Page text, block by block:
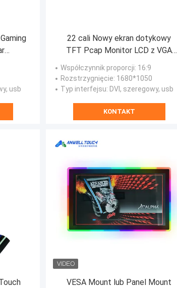
usb
22 cali Nowy ekran dotykowy
TFT Pcap Monitor LCD z VGA
CGA RS232 USB
Współczynnik proporcji: 16:9
Rozstrzygnięcie: 1680*1050
Typ interfejsu: DVI, szeregowy, usb
KONTAKT
VESA Mount lub Panel Mount